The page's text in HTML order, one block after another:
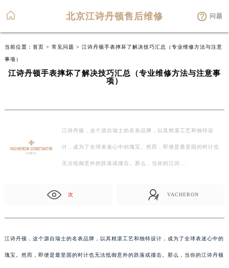
北京江诗丹顿售后维修 问题
当前位置： 首页 > 常见问题 > 江诗丹顿手表摔坏了解决技巧汇总（专业维修方法与注意
事项）
江诗丹顿手表摔坏了解决技巧汇总（专业维修方法与注意事
项）
江诗丹顿，这个源自瑞士的名表品牌，以其精湛工艺和独特设
计，成为了全球表迷心中的瑰宝。然而，即便是最坚固的时计也
无法抵御意外的跌落或撞击。那么，当你的江诗…
次 VACHERON
江诗丹顿，这个源自瑞士的名表品牌，以其精湛工艺和独特设计，成为了全球表迷心中的
瑰宝。然而，即便是最坚固的时计也无法抵御意外的跌落或撞击。那么，当你的江诗丹顿